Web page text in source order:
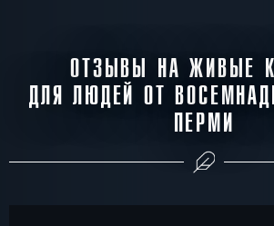
ОТЗЫВЫ НА ЖИВЫЕ
ДЛЯ ЛЮДЕЙ ОТ
ПЕРМИ